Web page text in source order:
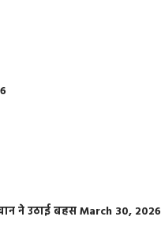
ने उठाई बहसMarch 30, 2026